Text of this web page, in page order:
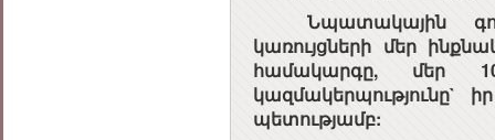
Նպատակային
կառույցների մեր
համակարգը, մեր
կազմակերպությունը`
պետությամբ: